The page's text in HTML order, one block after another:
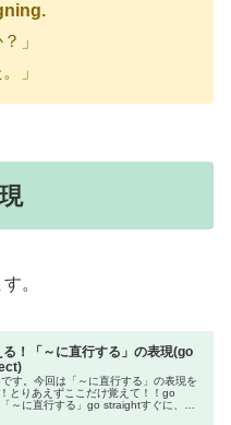
」
」
。
る！「～に直行する」の表現(go
す。今回は「～に直行する」の表現を
とりあえずここだけ覚えて！！go
～に直行する」go straightすぐに、遅